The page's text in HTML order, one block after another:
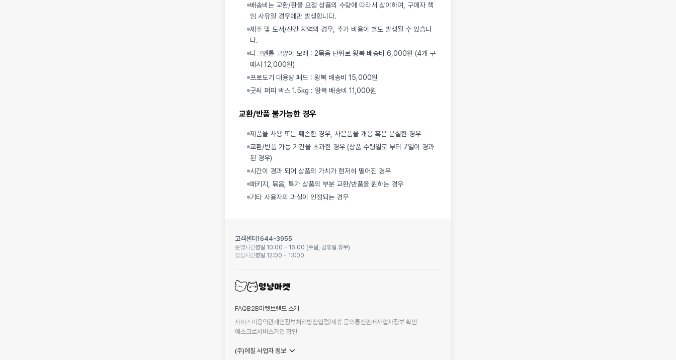
배송비는 교환/환불 요청 상품의 수량에 따라서 상이하며, 구매자 책
임 사유일 경우에만 발생합니다.
제주 및 도서/산간 지역의 경우, 추가 비용이 별도 발생될 수 있습니
다.
디그앤롤 고양이 모래 : 2묶음 단위로 왕복 배송비 6,000원 (4개 구
매시 12,000원)
프로도기 대용량 패드 : 왕복 배송비 15,000원
굿씨 퍼피 박스 1.5kg : 왕복 배송비 11,000원
교환/반품 불가능한 경우
제품을 사용 또는 훼손한 경우, 사은품을 개봉 혹은 분실한 경우
교환/반품 가능 기간을 초과한 경우 (상품 수령일로 부터 7일이 경과
된 경우)
시간이 경과 되어 상품의 가치가 현저히 떨어진 경우
패키지, 묶음, 특가 상품의 부분 교환/반품을 원하는 경우
기타 사용자의 과실이 인정되는 경우
고객센터1644-3955
운영시간평일 10:00 - 16:00 (주말, 공휴일 휴무)
점심시간평일 12:00 - 13:00
FAQB2B마켓 브랜드 소개
서비스이용약관개인정보처리방침입점/제휴 문의통신판매사업자정보 확인
에스크로서비스가입 확인
(주)에필 사업자 정보